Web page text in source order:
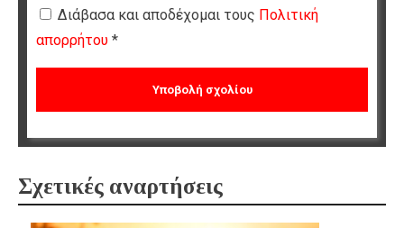
Διάβασα και αποδέχομαι τους Πολιτική
απορρήτου *
Σχετικές αναρτήσεις